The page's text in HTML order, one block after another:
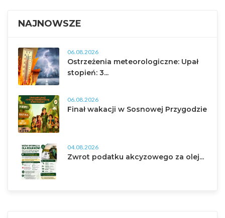
NAJNOWSZE
06.08.2026
Ostrzeżenia meteorologiczne: Upał
stopień: 3...
06.08.2026
Finał wakacji w Sosnowej Przygodzie
04.08.2026
Zwrot podatku akcyzowego za olej...